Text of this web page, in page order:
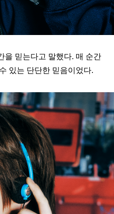
을 믿는다고 말했다. 매 순간
있는 단단한 믿음이었다.